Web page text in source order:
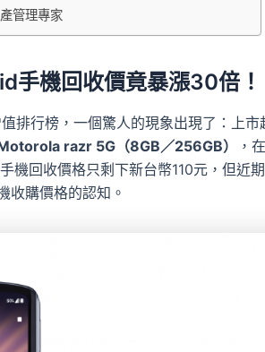
管理專家
手機回收價竟暴漲30倍！
排行榜，一個驚人的現象出現了：上市
razr 5G（8GB／256GB）
，
機回收價格只剩下新台幣110元，但近
收購價格的認知。